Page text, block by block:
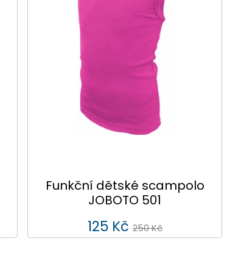
Funkční dětské scampolo
JOBOTO 501
125 Kč 250 Kč